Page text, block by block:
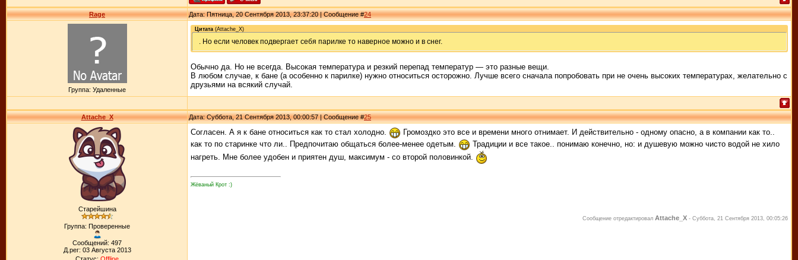
Rage Дата: Пятница, 20 Сентября 2013, 23:37:20 | Сообщение #24
Группа: Удаленные
Цитата (Attache_X)
. Но если человек подвергает себя парилке то наверное можно и в снег.
Обычно да. Но не всегда. Высокая температура и резкий перепад температур — это разные вещи.
В любом случае, к бане (а особенно к парилке) нужно относиться осторожно. Лучше всего сначала попробовать при не очень высоких температурах, желательно с
друзьями на всякий случай.
Attache_X Дата: Суббота, 21 Сентября 2013, 00:00:57 | Сообщение #25
Старейшина
Группа: Проверенные
Сообщений: 497
Д.рег: 03 Августа 2013
Согласен. А я к бане относиться как то стал холодно.
Громоздко это все и времени много отнимает. И действительно - одному опасно, а в компании как то..
как то по старинке что ли.. Предпочитаю общаться более-менее одетым.
Традиции и все такое.. понимаю конечно, но: и душевую можно чисто водой не хило
нагреть. Мне более удобен и приятен душ, максимум - со второй половинкой.
Жёваный Крот :)
Сообщение отредактировал Attache_X - Суббота, 21 Сентября 2013, 00:05:26